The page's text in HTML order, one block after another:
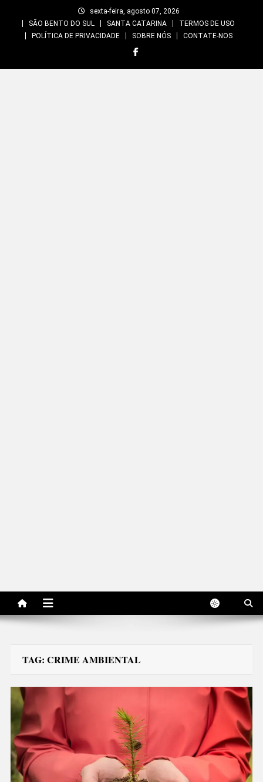
sexta-feira, agosto 07, 2026
SÃO BENTO DO SUL
SANTA CATARINA
TERMOS DE USO
POLÍTICA DE PRIVACIDADE
SOBRE NÓS CONTATE-NOS
TAG: CRIME AMBIENTAL